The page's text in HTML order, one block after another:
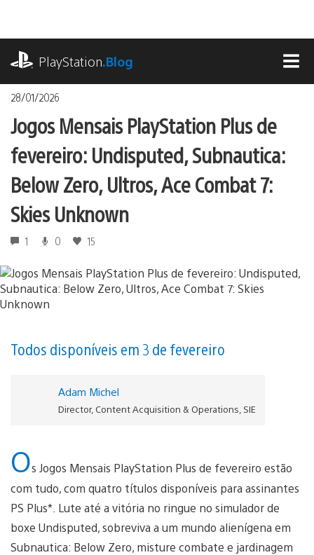
o
conteúdo
PlayStation.Blog
28/01/2026
Jogos Mensais PlayStation Plus de
fevereiro: Undisputed, Subnautica:
Below Zero, Ultros, Ace Combat 7:
Skies Unknown
1 0 15
Todos disponíveis em 3 de fevereiro
Adam Michel
Director, Content Acquisition & Operations, SIE
Os Jogos Mensais PlayStation Plus de fevereiro estão
com tudo, com quatro títulos disponíveis para assinantes
PS Plus*. Lute até a vitória no ringue no simulador de
boxe Undisputed, sobreviva a um mundo alienígena em
Subnautica: Below Zero, misture combate e jardinagem